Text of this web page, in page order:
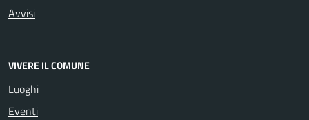
Avvisi
VIVERE IL COMUNE
Luoghi
Eventi